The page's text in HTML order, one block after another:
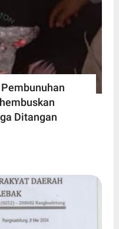
Ditangan